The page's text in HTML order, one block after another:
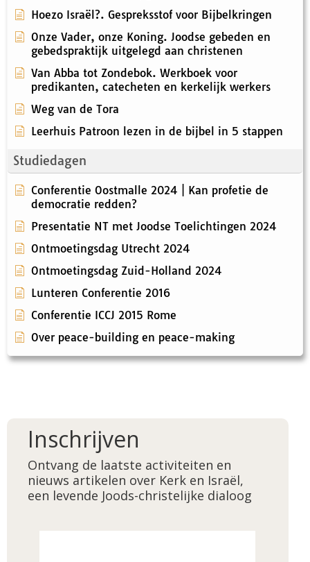
Hoezo Israël?. Gespreksstof voor Bijbelkringen
Onze Vader, onze Koning. Joodse gebeden en
gebedspraktijk uitgelegd aan christenen
Van Abba tot Zondebok. Werkboek voor
predikanten, catecheten en kerkelijk werkers
Weg van de Tora
Leerhuis Patroon lezen in de bijbel in 5 stappen
Studiedagen
Conferentie Oostmalle 2024 | Kan profetie de
democratie redden?
Presentatie NT met Joodse Toelichtingen 2024
Ontmoetingsdag Utrecht 2024
Ontmoetingsdag Zuid-Holland 2024
Lunteren Conferentie 2016
Conferentie ICCJ 2015 Rome
Over peace-building en peace-making
Inschrijven
Ontvang de laatste activiteiten en
nieuws artikelen over Kerk en Israël,
een levende Joods-christelijke dialoog